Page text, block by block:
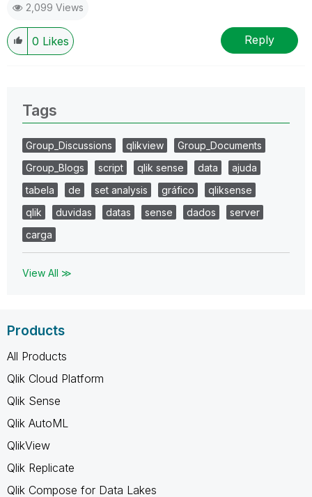
Skype: justen.thiago
2,099 Views
0 Likes Reply
Tags
Group_Discussions qlikview
Group_Documents
Group_Blogs
script qlik sense data
ajuda
tabela
de set analysis gráfico
qliksense
qlik
duvidas datas sense dados
server
carga
View All ≫
Products
All Products
Qlik Cloud Platform
Qlik Sense
Qlik AutoML
QlikView
Qlik Replicate
Qlik Compose for Data Lakes